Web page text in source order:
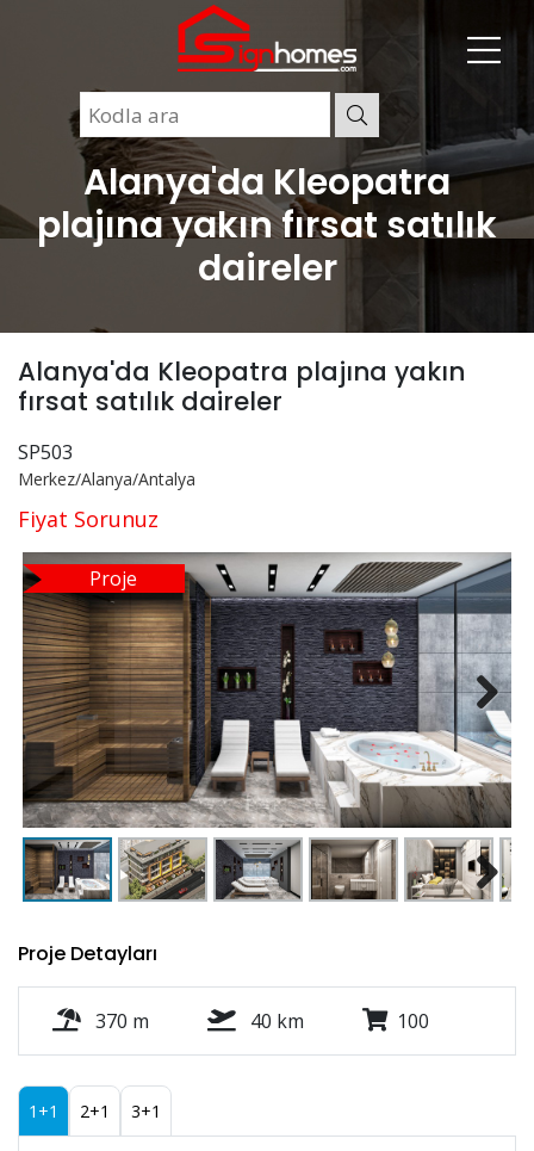
Alanya'da Kleopatra
plajına yakın fırsat satılık
daireler
Alanya'da Kleopatra plajına yakın
fırsat satılık daireler
SP503
Merkez/Alanya/Antalya
Fiyat Sorunuz
Proje
Next
Proje Detayları
370 m 40 km 100
1+1 2+1 3+1